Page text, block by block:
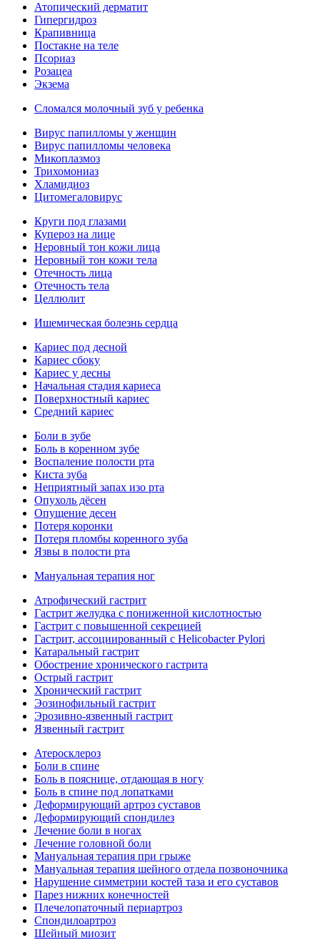
Атопический дерматит
Гипергидроз
Крапивница
Постакне на теле
Псориаз
Розацеа
Экзема
Сломался молочный зуб у ребенка
Вирус папилломы у женщин
Вирус папилломы человека
Микоплазмоз
Трихомониаз
Хламидиоз
Цитомегаловирус
Круги под глазами
Купероз на лице
Неровный тон кожи лица
Неровный тон кожи тела
Отечность лица
Отечность тела
Целлюлит
Ишемическая болезнь сердца
Кариес под десной
Кариес сбоку
Кариес у десны
Начальная стадия кариеса
Поверхностный кариес
Средний кариес
Боли в зубе
Боль в коренном зубе
Воспаление полости рта
Киста зуба
Неприятный запах изо рта
Опухоль дёсен
Опущение десен
Потеря коронки
Потеря пломбы коренного зуба
Язвы в полости рта
Мануальная терапия ног
Атрофический гастрит
Гастрит желудка с пониженной кислотностью
Гастрит с повышенной секрецией
Гастрит, ассоциированный с Helicobacter Pylori
Катаральный гастрит
Обострение хронического гастрита
Острый гастрит
Хронический гастрит
Эозинофильный гастрит
Эрозивно-язвенный гастрит
Язвенный гастрит
Атеросклероз
Боли в спине
Боль в пояснице, отдающая в ногу
Боль в спине под лопатками
Деформирующий артроз суставов
Деформирующий спондилез
Лечение боли в ногах
Лечение головной боли
Мануальная терапия при грыже
Мануальная терапия шейного отдела позвоночника
Нарушение симметрии костей таза и его суставов
Парез нижних конечностей
Плечелопаточный периартроз
Спондилоартроз
Шейный миозит